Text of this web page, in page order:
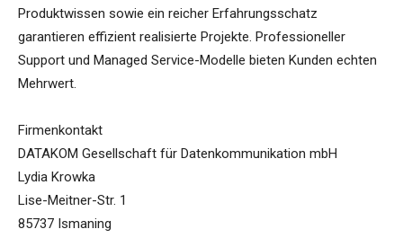
Produktwissen sowie ein reicher Erfahrungsschatz
garantieren effizient realisierte Projekte. Professioneller
Support und Managed Service-Modelle bieten Kunden echten
Mehrwert.
Firmenkontakt
DATAKOM Gesellschaft für Datenkommunikation mbH
Lydia Krowka
Lise-Meitner-Str. 1
85737 Ismaning